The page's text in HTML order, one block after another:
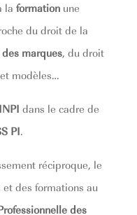
la formationune
du droit de la
marques, du droit
modèles…
INPI dans le cadre de
PI.
réciproque, le
des formations au
des